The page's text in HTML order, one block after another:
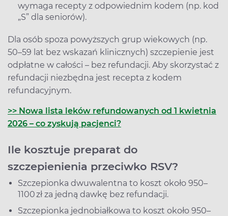
wymaga recepty z odpowiednim kodem (np. kod
„S” dla seniorów).
Dla osób spoza powyższych grup wiekowych (np.
50–59 lat bez wskazań klinicznych) szczepienie jest
odpłatne w całości – bez refundacji. Aby skorzystać z
refundacji niezbędna jest recepta z kodem
refundacyjnym.
>> Nowa lista leków refundowanych od 1 kwietnia
2026 – co zyskują pacjenci?
Ile kosztuje preparat do
szczepienienia przeciwko RSV?
Szczepionka dwuwalentna to koszt około 950–
1100 zł za jedną dawkę bez refundacji.
Szczepionka jednobiałkowa to koszt około 950–